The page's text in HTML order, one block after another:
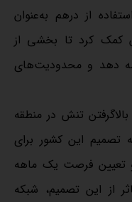
از درهم به‌عنوان
کمک کرد تا بخشی از
دهد و محدودیت‌های
تنش در منطقه
تصمیم این کشور برای
و تعیین فرصت یک ماهه
از این تصمیم، شبکه